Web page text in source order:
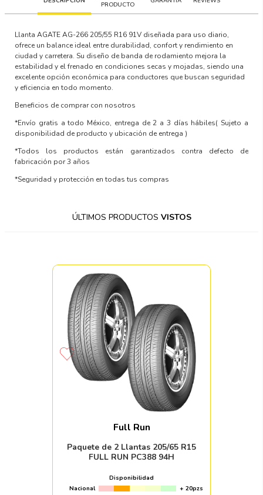
PRODUCTO
Llanta AGATE AG-266 205/55 R16 91V diseñada para uso diario,
ofrece un balance ideal entre durabilidad, confort y rendimiento en
ciudad y carretera. Su diseño de banda de rodamiento mejora la
estabilidad y el frenado en condiciones secas y mojadas, siendo una
excelente opción económica para conductores que buscan seguridad
y eficiencia en todo momento.
Beneficios de comprar con nosotros
*Envío gratis a todo México, entrega de 2 a 3 días hábiles( Sujeto a
disponibilidad de producto y ubicación de entrega )
*Todos los productos están garantizados contra defecto de
fabricación por 3 años
*Seguridad y protección en todas tus compras
ÚLTIMOS PRODUCTOS VISTOS
Full Run
Paquete de 2 Llantas 205/65 R15
FULL RUN PC388 94H
Disponibilidad
Nacional
+ 20pzs